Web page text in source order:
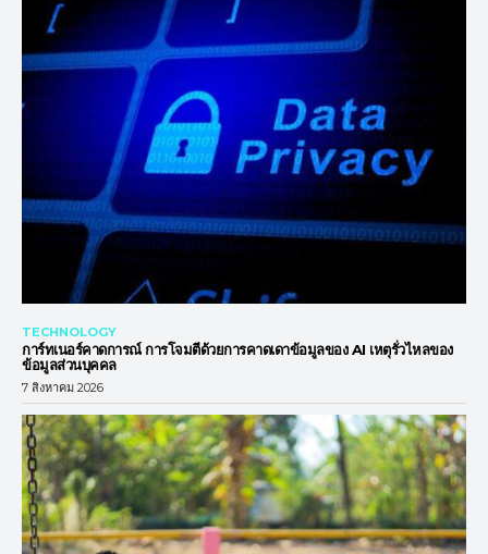
TECHNOLOGY
การ์ทเนอร์คาดการณ์ การโจมตีด้วยการคาดเดาข้อมูลของ AI เหตุรั่วไหลของ
ข้อมูลส่วนบุคคล
7 สิงหาคม 2026